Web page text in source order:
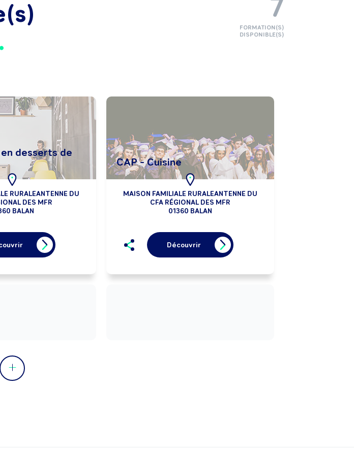
desserts de
RURALEANTENNE DU
DES MFR
BALAN
CAP - Cuisine
MAISON FAMILIALE RURALEANTENNE DU
CFA RÉGIONAL DES MFR
01360 BALAN
Découvrir
7
FORMATION(S)
DISPONIBLE(S)